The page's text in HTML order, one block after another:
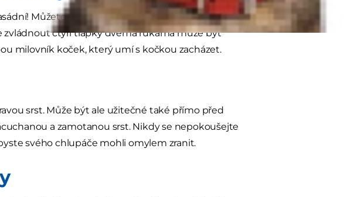
Můžete třeba zapojit kamaráda či rodinného
zvládnout čtyři tlapky dvěma rukama může být
milovník koček, který umí s kočkou zacházet.
srst. Může být ale užitečné také přímo před
a zamotanou srst. Nikdy se nepokoušejte
svého chlupáče mohli omylem zranit.